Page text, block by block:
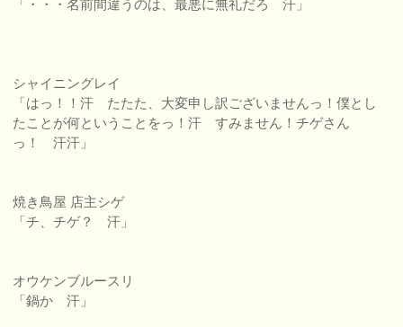
「・・・名前間違うのは、最悪に無礼だろ 汗」
シャイニングレイ
「はっ！！汗 たたた、大変申し訳ございませんっ！僕とし
たことが何ということをっ！汗 すみません！チゲさん
っ！ 汗汗」
焼き鳥屋 店主シゲ
「チ、チゲ？ 汗」
オウケンブルースリ
「鍋か 汗」